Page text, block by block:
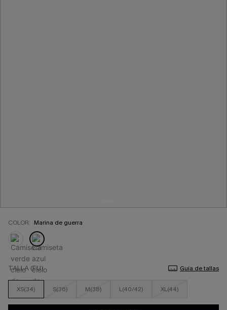
COLOR: Marina de guerra
TALLA (EU) Guía de tallas
XS(34) S(36) M(38) L(40/42) XL(44)